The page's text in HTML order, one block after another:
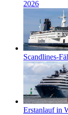
2026
Scandlines-
Erstanlauf in